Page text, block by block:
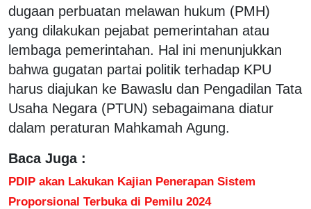
dugaan perbuatan melawan hukum (PMH)
yang dilakukan pejabat pemerintahan atau
lembaga pemerintahan. Hal ini menunjukkan
bahwa gugatan partai politik terhadap KPU
harus diajukan ke Bawaslu dan Pengadilan Tata
Usaha Negara (PTUN) sebagaimana diatur
dalam peraturan Mahkamah Agung.
Baca Juga :
PDIP akan Lakukan Kajian Penerapan Sistem
Proporsional Terbuka di Pemilu 2024